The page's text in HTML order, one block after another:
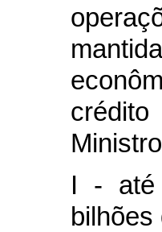
I - até